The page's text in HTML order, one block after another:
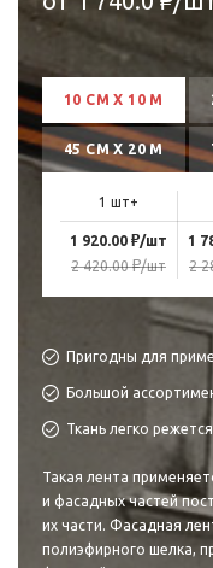
10 СМ Х 10 М
45 СМ Х 20 М
1 шт+
1 920.00 ₽/шт
2 420.00₽/шт
1
2
Пригодны для
Большой
Ткань легко
Такая лента
и фасадных частей
их части. Фасадная
полиэфирного шелка,